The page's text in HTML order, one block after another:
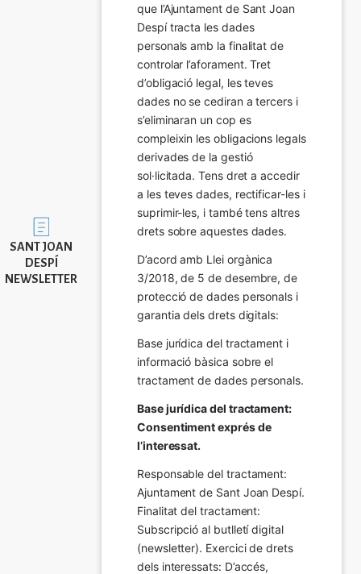
Imatge
SANT JOAN
DESPÍ
NEWSLETTER
que l’Ajuntament de Sant Joan
Despí tracta les dades
personals amb la finalitat de
controlar l’aforament. Tret
d’obligació legal, les teves
dades no se cediran a tercers i
s’eliminaran un cop es
compleixin les obligacions legals
derivades de la gestió
sol·licitada. Tens dret a accedir
a les teves dades, rectificar-les i
suprimir-les, i també tens altres
drets sobre aquestes dades.
D’acord amb Llei orgànica
3/2018, de 5 de desembre, de
protecció de dades personals i
garantia dels drets digitals:
Base jurídica del tractament i
informació bàsica sobre el
tractament de dades personals.
Base jurídica del tractament:
Consentiment exprés de
l’interessat.
Responsable del tractament:
Ajuntament de Sant Joan Despí.
Finalitat del tractament:
Subscripció al butlletí digital
(newsletter). Exercici de drets
dels interessats: D’accés,